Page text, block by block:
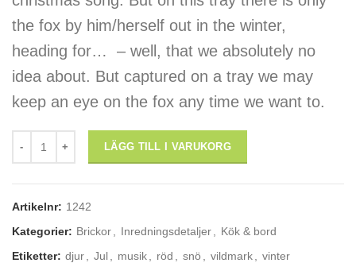
the fox by him/herself out in the winter,
heading for… – well, that we absolutely no
idea about. But captured on a tray we may
keep an eye on the fox any time we want to.
bricka: "Räven Raskar Över Isen" 32x15cm mängd
LÄGG TILL I VARUKORG
Artikelnr: 1242
Kategorier: Brickor Inredningsdetaljer
Kök & bord
Etiketter: djur Jul musik röd snö vildmark vinter